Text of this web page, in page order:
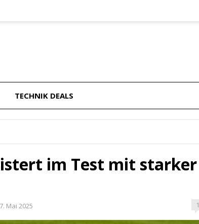
TECHNIK DEALS
im Test mit starker
Mai 2025 1